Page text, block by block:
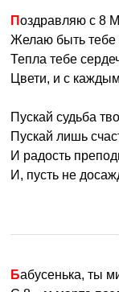
Поздравляю с 8
Желаю быть тебе
Тепла тебе
Цвети, и с
Пускай судьба
Пускай лишь
И радость
И, пусть не
Бабусенька, ты